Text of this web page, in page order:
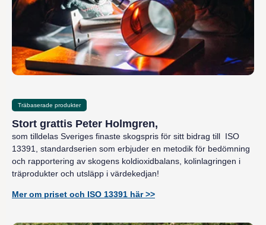
Träbaserade produkter
Stort grattis Peter Holmgren,
som tilldelas Sveriges finaste skogspris för sitt bidrag till ISO
13391, standardserien som erbjuder en metodik för bedömning
och rapportering av skogens koldioxidbalans, kolinlagringen i
träprodukter och utsläpp i värdekedjan!
Mer om priset och ISO 13391 här >>